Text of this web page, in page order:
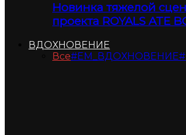
Новинка тяжелой
проекта ROYALS ATE
ВДОХНОВЕНИЕ
Все#ЕМ_ВДОХНОВЕНИЕ